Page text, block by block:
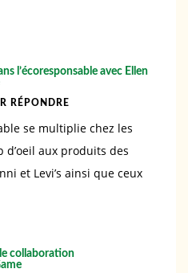
l’écoresponsable avec Ellen
RÉPONDRE
se multiplie chez les
aux produits des
et Levi’s ainsi que ceux
collaboration